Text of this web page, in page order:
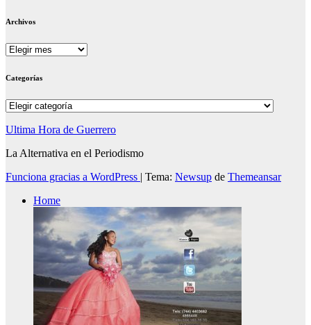
Archivos
Archivos
Categorías
Categorías
Ultima Hora de Guerrero
La Alternativa en el Periodismo
Funciona gracias a WordPress | Tema: Newsup de Themeansar
Home